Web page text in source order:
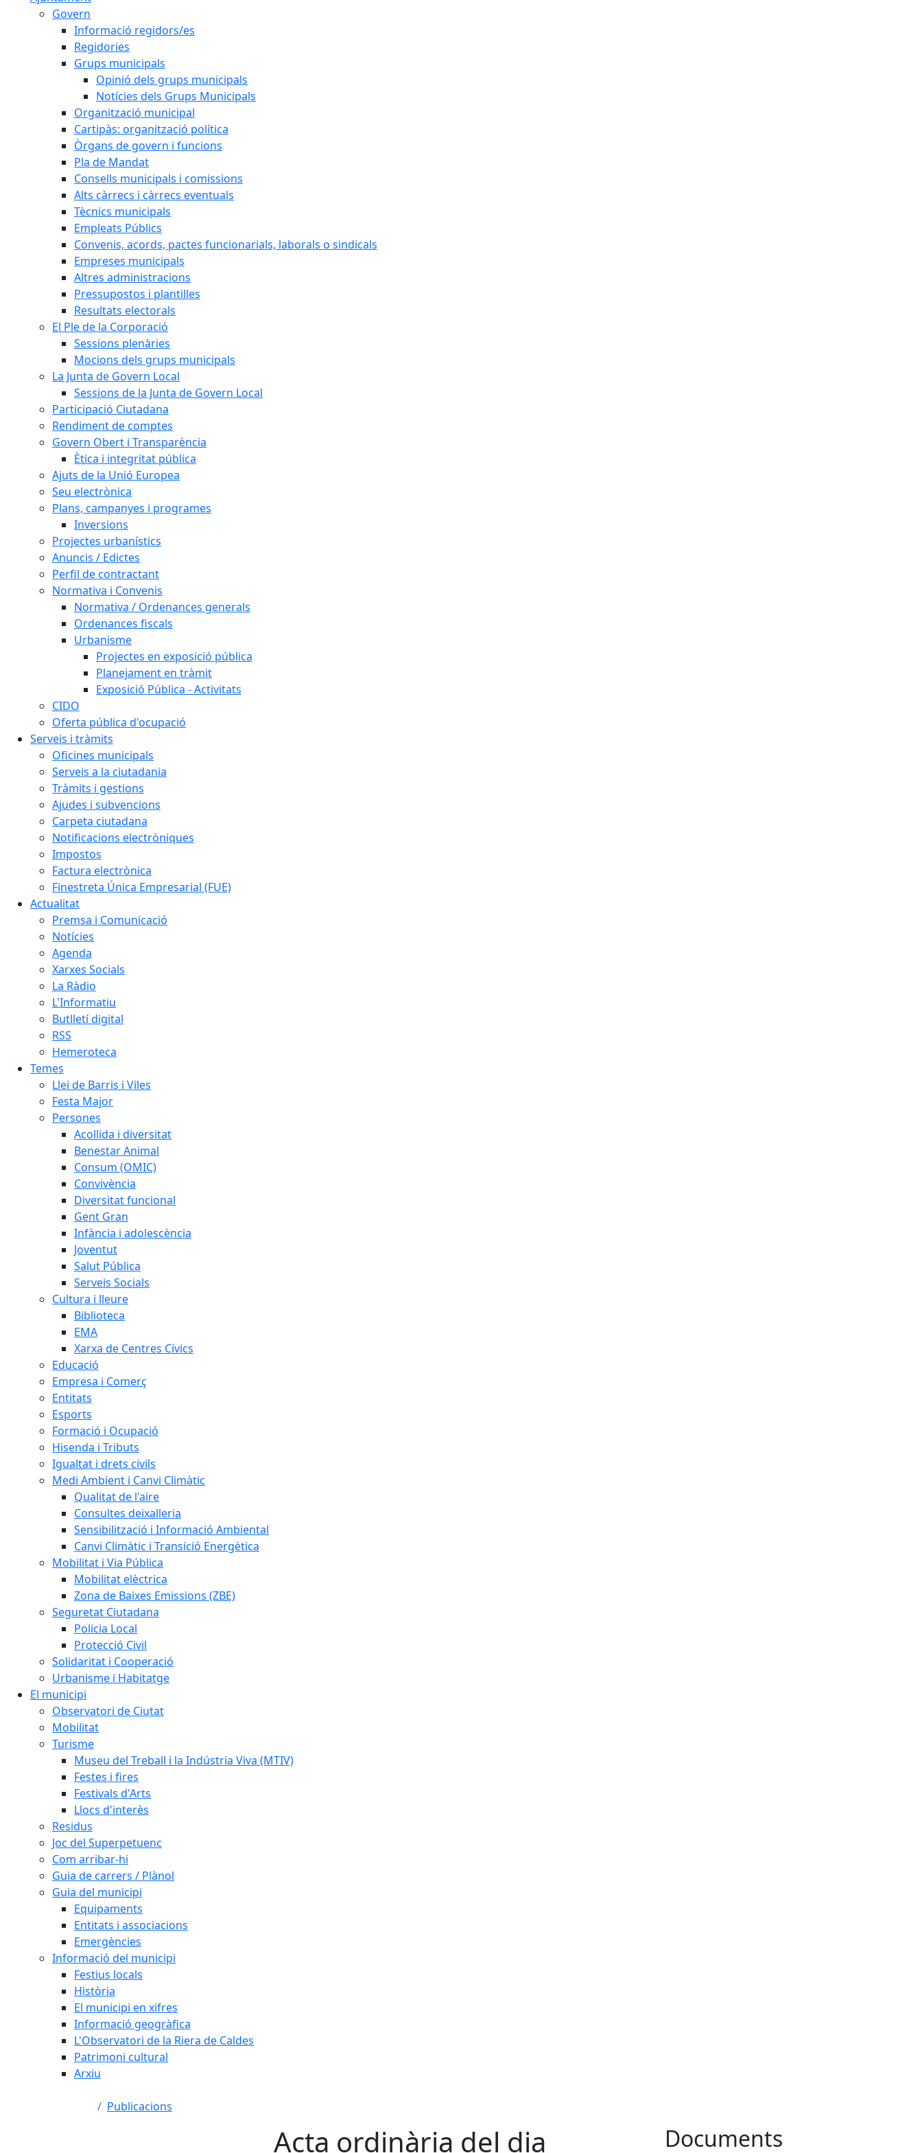
Govern
Informació regidors/es
Regidories
Grups municipals
Opinió dels grups municipals
Notícies dels Grups Municipals
Organització municipal
Cartipàs: organització política
Òrgans de govern i funcions
Pla de Mandat
Consells municipals i comissions
Alts càrrecs i càrrecs eventuals
Tècnics municipals
Empleats Públics
Convenis, acords, pactes funcionarials, laborals o sindicals
Empreses municipals
Altres administracions
Pressupostos i plantilles
Resultats electorals
El Ple de la Corporació
Sessions plenàries
Mocions dels grups municipals
La Junta de Govern Local
Sessions de la Junta de Govern Local
Participació Ciutadana
Rendiment de comptes
Govern Obert i Transparència
Ètica i integritat pública
Ajuts de la Unió Europea
Seu electrònica
Plans, campanyes i programes
Inversions
Projectes urbanístics
Anuncis / Edictes
Perfil de contractant
Normativa i Convenis
Normativa / Ordenances generals
Ordenances fiscals
Urbanisme
Projectes en exposició pública
Planejament en tràmit
Exposició Pública - Activitats
CIDO
Oferta pública d'ocupació
Serveis i tràmits
Oficines municipals
Serveis a la ciutadania
Tràmits i gestions
Ajudes i subvencions
Carpeta ciutadana
Notificacions electròniques
Impostos
Factura electrònica
Finestreta Única Empresarial (FUE)
Actualitat
Premsa i Comunicació
Notícies
Agenda
Xarxes Socials
La Ràdio
L'Informatiu
Butlletí digital
RSS
Hemeroteca
Temes
Llei de Barris i Viles
Festa Major
Persones
Acollida i diversitat
Benestar Animal
Consum (OMIC)
Convivència
Diversitat funcional
Gent Gran
Infància i adolescència
Joventut
Salut Pública
Serveis Socials
Cultura i lleure
Biblioteca
EMA
Xarxa de Centres Cívics
Educació
Empresa i Comerç
Entitats
Esports
Formació i Ocupació
Hisenda i Tributs
Igualtat i drets civils
Medi Ambient i Canvi Climàtic
Qualitat de l'aire
Consultes deixalleria
Sensibilització i Informació Ambiental
Canvi Climàtic i Transició Energètica
Mobilitat i Via Pública
Mobilitat elèctrica
Zona de Baixes Emissions (ZBE)
Seguretat Ciutadana
Policia Local
Protecció Civil
Solidaritat i Cooperació
Urbanisme i Habitatge
El municipi
Observatori de Ciutat
Mobilitat
Turisme
Museu del Treball i la Indústria Viva (MTIV)
Festes i fires
Festivals d'Arts
Llocs d'interès
Residus
Joc del Superpetuenc
Com arribar-hi
Guia de carrers / Plànol
Guia del municipi
Equipaments
Entitats i associacions
Emergències
Informació del municipi
Festius locals
Història
El municipi en xifres
Informació geogràfica
L'Observatori de la Riera de Caldes
Patrimoni cultural
Arxiu
Publicacions
Acta ordinària del dia Documents